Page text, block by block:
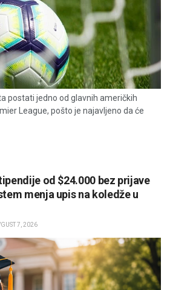
postati jedno od glavnih američkih
League, pošto je najavljeno da će
od $24.000 bez prijave
menja upis na koledže u
7, 2026